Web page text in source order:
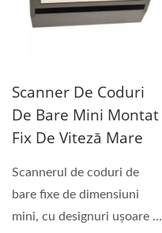
Scanner De Coduri
De Bare Mini Montat
Fix De Viteză Mare
Scannerul de coduri de
bare fixe de dimensiuni
mini, cu designuri ușoare și